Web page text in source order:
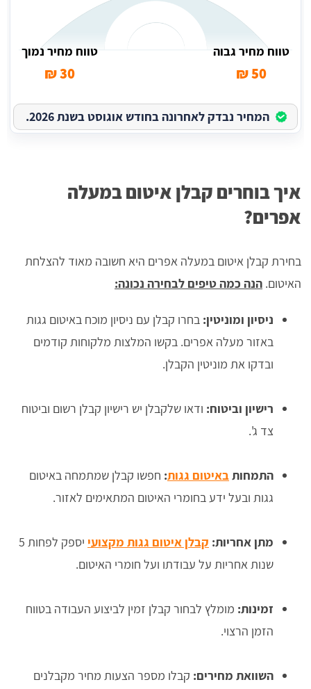
טווח מחיר גבוה
50 ₪
טווח מחיר נמוך
30 ₪
המחיר נבדק לאחרונה בחודש אוגוסט בשנת 2026.
איך בוחרים קבלן איטום במעלה
אפרים?
בחירת קבלן איטום במעלה אפרים היא חשובה מאוד להצלחת
האיטום. הנה כמה טיפים לבחירה נכונה:
ניסיון ומוניטין: בחרו קבלן עם ניסיון מוכח באיטום גגות
באזור מעלה אפרים. בקשו המלצות מלקוחות קודמים
ובדקו את מוניטין הקבלן.
רישיון וביטוח: ודאו שלקבלן יש רישיון קבלן רשום וביטוח
צד ג'.
התמחותבאיטום גגות: חפשו קבלן שמתמחה באיטום
גגות ובעל ידע בחומרי האיטום המתאימים לאזור.
מתן אחריות: קבלן איטום גגות מקצועי
יספק לפחות 5
שנות אחריות על עבודתו ועל חומרי האיטום.
זמינות: מומלץ לבחור קבלן זמין לביצוע העבודה בטווח
הזמן הרצוי.
השוואת מחירים: קבלו מספר הצעות מחיר מקבלנים